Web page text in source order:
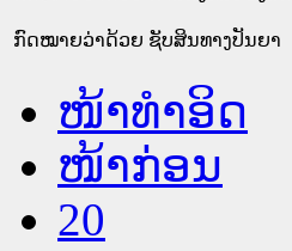
ກົດໝາຍວ່າດ້ວຍ ຊັບສິນທາງປັນຍາ
ໜ້າທໍາອິດ
ໜ້າກ່ອນ
20